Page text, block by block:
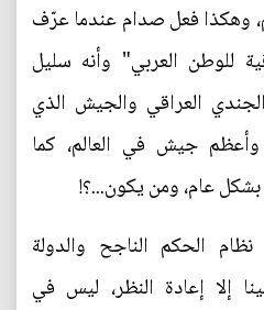
وهكذا فعل صدام عندما عرّف
للوطن العربي" وأنه سليل
العراقي والجيش الذي
جيش في العالم، كما
عام، ومن يكون...؟!
الحكم الناجح والدولة
إلا إعادة النظر، ليس في